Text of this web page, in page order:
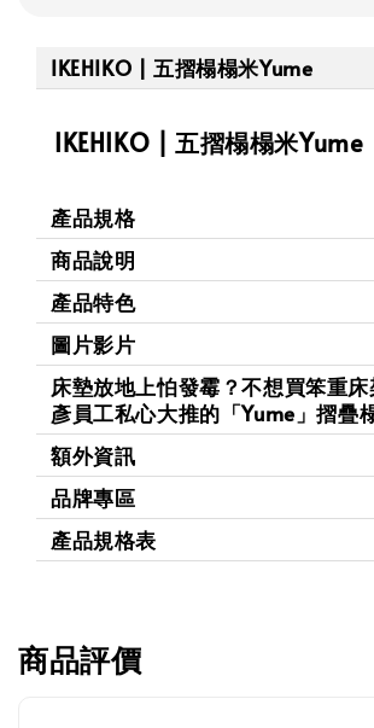
IKEHIKO | 五摺榻榻米Yume
IKEHIKO | 五摺榻榻米Yume
產品規格
商品說明
產品特色
圖片影片
床墊放地上怕發霉？不想買笨重
彥員工私心大推的「Yume」摺疊
額外資訊
品牌專區
產品規格表
商品評價